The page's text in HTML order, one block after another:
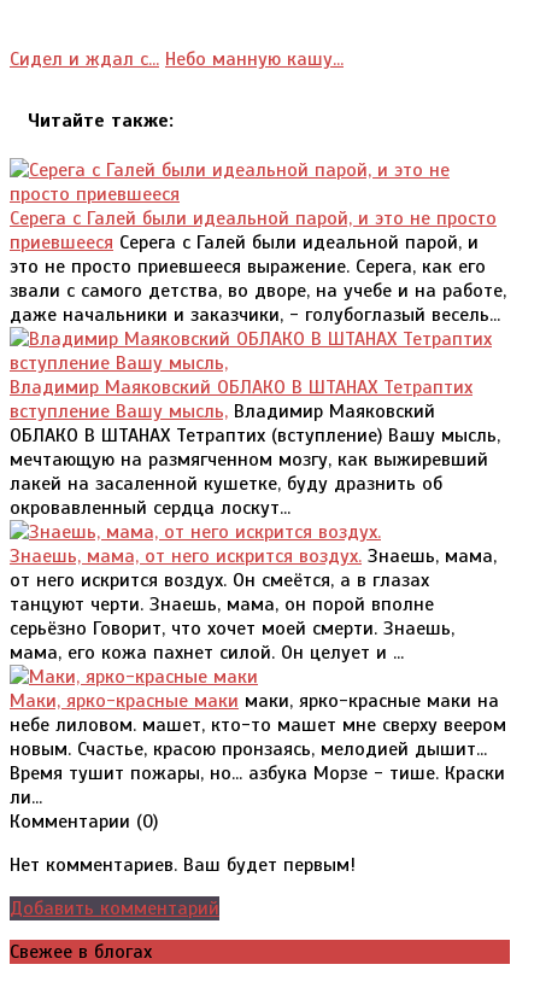
Сидел и ждал с... Небо манную кашу...
Читайте также:
Серега с Галей были идеальной парой, и это не просто
приевшееся Серега с Галей были идеальной парой, и
это не просто приевшееся выражение. Серега, как его
звали с самого детства, во дворе, на учебе и на работе,
даже начальники и заказчики, - голубоглазый весель...
Владимир Маяковский ОБЛАКО В ШТАНАХ Тетраптих
вступление Вашу мысль, Владимир Маяковский
ОБЛАКО В ШТАНАХ Тетраптих (вступление) Вашу мысль,
мечтающую на размягченном мозгу, как выжиревший
лакей на засаленной кушетке, буду дразнить об
окровавленный сердца лоскут...
Знаешь, мама, от него искрится воздух. Знаешь, мама,
от него искрится воздух. Он смеётся, а в глазах
танцуют черти. Знаешь, мама, он порой вполне
серьёзно Говорит, что хочет моей смерти. Знаешь,
мама, его кожа пахнет силой. Он целует и ...
Маки, ярко-красные маки маки, ярко-красные маки на
небе лиловом. машет, кто-то машет мне сверху веером
новым. Счастье, красою пронзаясь, мелодией дышит...
Время тушит пожары, но... азбука Морзе - тише. Краски
ли...
Комментарии (0)
Нет комментариев. Ваш будет первым!
Добавить комментарий
Свежее в блогах